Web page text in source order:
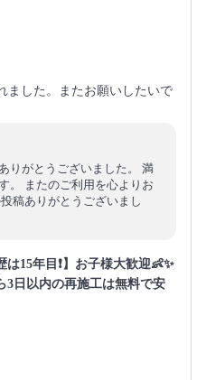
ました。またお願いしたいで
りがとうございました。 満
。 またのご利用を心よりお
稿ありがとうございまし
は15年目❗️】お子様大歓迎👶✨
3日以内の再施工は無料で安